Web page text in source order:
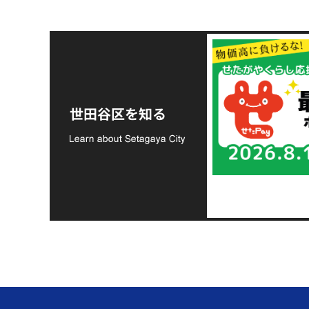
世田谷区を知る
支援金の募集につい
て